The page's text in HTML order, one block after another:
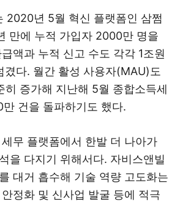
2020년 5월 혁신 플랫폼인 삼쩜
만에 누적 가입자 2000만 명을
액과 누적 신고 수도 각각 1조원
겼다. 월간 활성 사용자(MAU)도
히 증가해 지난해 5월 종합소득세
건을 돌파하기도 했다.
무 플랫폼에서 한발 더 나아가
을 다지기 위해서다. 자비스앤빌
대거 흡수해 기술 역량 고도화는
정화 및 신사업 발굴 등에 적극